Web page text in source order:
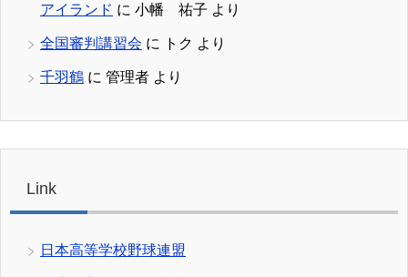
アイランド に 小幡 祐子 より
全国審判講習会 に トク より
千羽鶴 に 管理者 より
Link
日本高等学校野球連盟